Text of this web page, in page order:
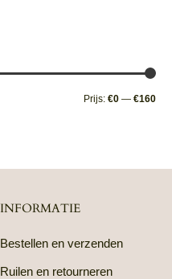
Prijs: €0 — €160
INFORMATIE
Bestellen en verzenden
Ruilen en retourneren